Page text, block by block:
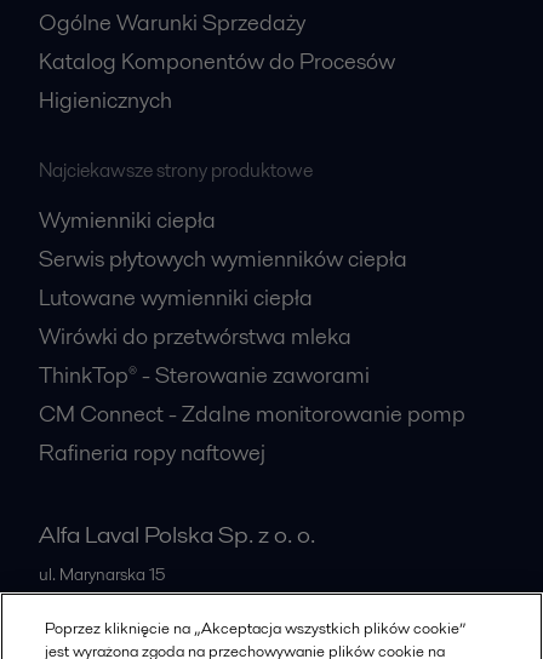
Ogólne Warunki Sprzedaży
Katalog Komponentów do Procesów
Higienicznych
Najciekawsze strony produktowe
Wymienniki ciepła
Serwis płytowych wymienników ciepła
Lutowane wymienniki ciepła
Wirówki do przetwórstwa mleka
ThinkTop® - Sterowanie zaworami
CM Connect - Zdalne monitorowanie pomp
Rafineria ropy naftowej
Alfa Laval Polska Sp. z o. o.
ul. Marynarska 15
Poland
Poprzez kliknięcie na „Akceptacja wszystkich plików cookie”
jest wyrażona zgoda na przechowywanie plików cookie na